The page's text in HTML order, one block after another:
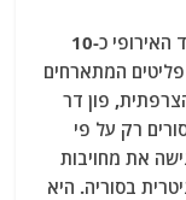
היא ציינה כי בשנים האחרונות הקצה האיחוד האירופי כ-10
פליטים המתארחים
פון דר
רק על פי
את מחויבות
בסוריה. היא